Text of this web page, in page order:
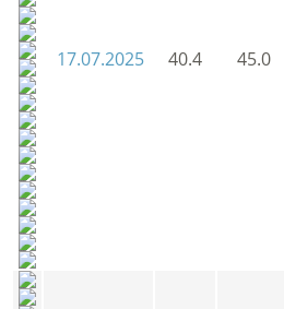
17.07.2025 40.4 45.0